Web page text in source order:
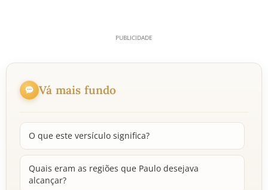
Vá mais fundo
O que este versículo significa?
Quais eram as regiões que Paulo desejava
alcançar?